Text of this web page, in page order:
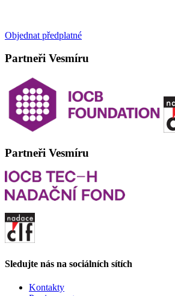
Objednat předplatné
Partneři Vesmíru
Partneři Vesmíru
Sledujte nás na sociálních sítích
Kontakty